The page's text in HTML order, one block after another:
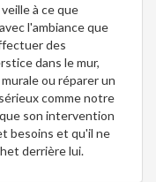
à ce que
l'ambiance que
des
dans le mur,
ou réparer un
sérieux comme notre
son intervention
besoins et qu'il ne
derrière lui.